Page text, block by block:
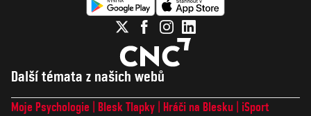
Další témata z našich webů
Moje Psychologie Blesk Tlapky Hráči na Blesku
iSport